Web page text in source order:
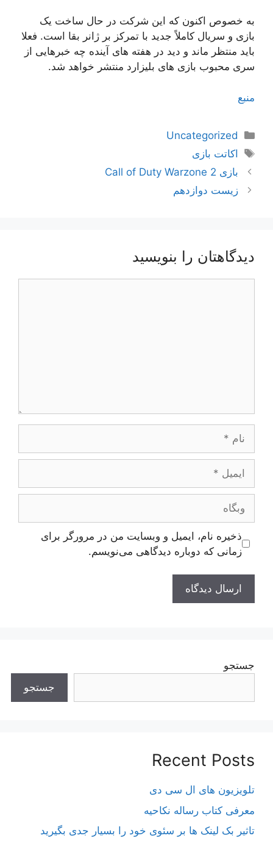
به خصوص اکنون که این شرکت در حال ساخت یک
بازی و سریال کاملاً جدید با تمرکز بر ژانر بقا است. فعلا
باید منتظر ماند و دید در هفته های آینده چه خبرهایی از
سری محبوب بازی های بلیزارد منتشر خواهد شد.
منبع
دسته‌ها
Uncategorized
برچسب‌ها
اکاتت بازی
ناوبری
نوشته‌ها
بازی Call of Duty Warzone 2
زیست دوازدهم
دیدگاهتان را بنویسید
وبگاه
ذخیره نام، ایمیل و وبسایت من در مرورگر برای
زمانی که دوباره دیدگاهی می‌نویسم.
جستجو
جستجو
Recent Posts
تلویزیون های ال سی دی
معرفی کتاب رساله نکاحیه
تاثیر بک لینک ها بر سئوی خود را بسیار جدی بگیرید